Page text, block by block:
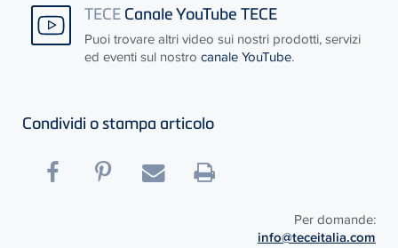
TECE Canale YouTube TECE
Puoi trovare altri video sui nostri prodotti, servizi
ed eventi sul nostro canale YouTube.
Condividi o stampa articolo
Per domande:
info@teceitalia.com